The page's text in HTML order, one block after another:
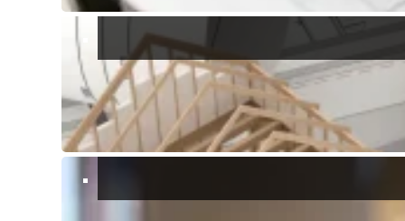
Dolianova: A pochi chilometri di distanza, Dolianova è famosa
per i suoi eccellenti vini e per la splendida Chiesa Romanica di
San Pantaleo, risalente al XII secolo. Una meta imperdibile
per chi apprezza il vino e la cultura sarda.
Maracalagonis: Un paese limitrofo che offre sentieri
escursionistici pittoreschi e panorami campestri. È una
destinazione ideale per gli amanti della natura e delle attività
all’aperto.
Perché Scegliere Settimo San Pietro?